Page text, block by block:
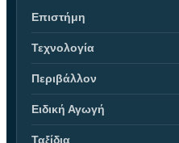
Επιστήμη
Τεχνολογία
Περιβάλλον
Ειδική Αγωγή
Ταξίδια